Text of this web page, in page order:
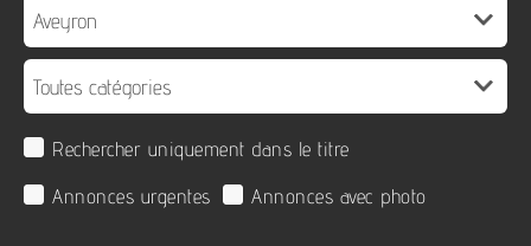
Rechercher uniquement dans le titre
Annonces urgentes
Annonces avec photo